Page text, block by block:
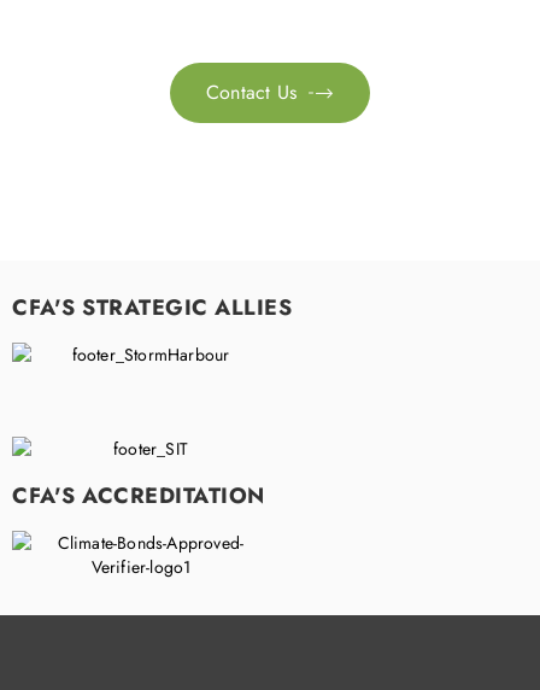

Contact Us
CFA'S STRATEGIC ALLIES
CFA'S ACCREDITATION